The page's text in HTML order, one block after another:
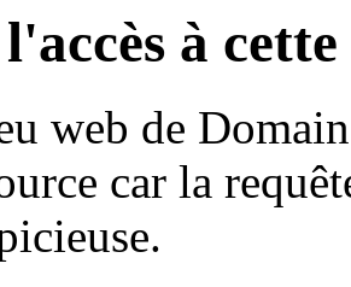
à
web de
car la